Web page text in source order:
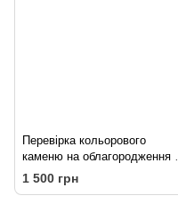
Перевірка кольорового
каменю на облагородження з
видачею сертифікату
1 500 грн